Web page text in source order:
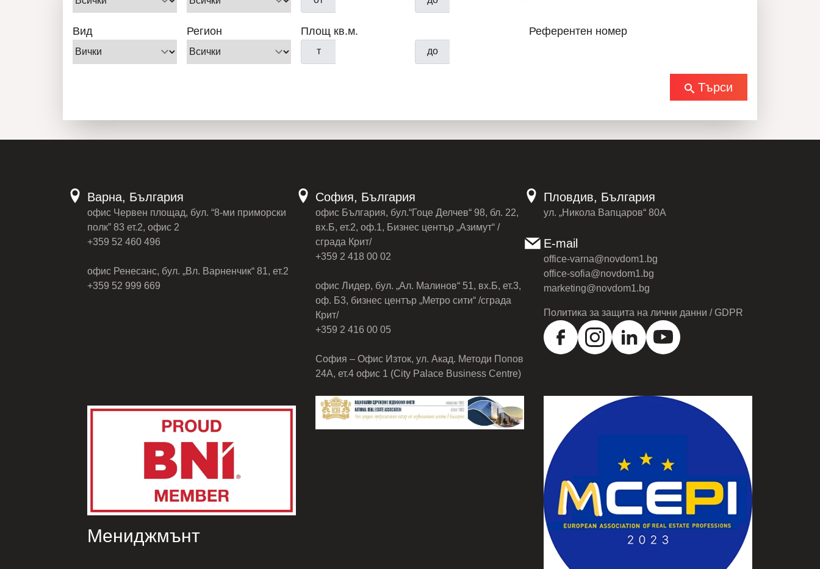
Вид Регион Площ кв.м.
т до
Референтен номер
Търси
Варна, България
офис Червен площад, бул. “8-ми приморски
полк” 83 ет.2, офис 2
+359 52 460 496
офис Ренесанс, бул. „Вл. Варненчик“ 81, ет.2
+359 52 999 669
София, България
офис България, бул.“Гоце Делчев“ 98, бл. 22,
вх.Б, ет.2, оф.1, Бизнес център „Азимут“ /
сграда Крит/
+359 2 418 00 02
офис Лидер, бул. „Ал. Малинов“ 51, вх.Б, ет.3,
оф. Б3, бизнес център „Метро сити“ /сграда
Крит/
+359 2 416 00 05
София – Офис Изток, ул. Акад. Методи Попов
24А, ет.4 офис 1 (City Palace Business Centre)
Пловдив, България
ул. „Никола Вапцаров“ 80А
E-mail
office-varna@novdom1.bg
office-sofia@novdom1.bg
marketing@novdom1.bg
Политика за защита на лични данни / GDPR
Мениджмънт